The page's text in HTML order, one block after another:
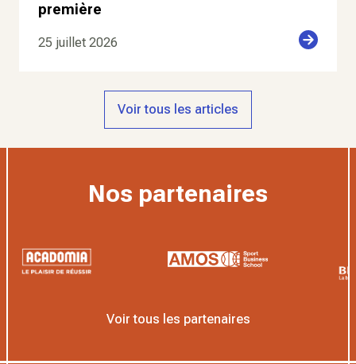
première
25 juillet 2026
Voir tous les articles
Nos partenaires
Voir tous les partenaires